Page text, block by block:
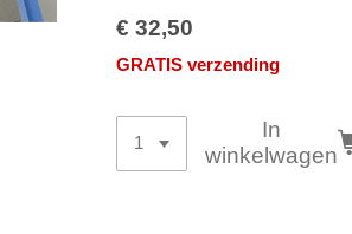
€ 32,50
GRATIS verzending
In
winkelwagen